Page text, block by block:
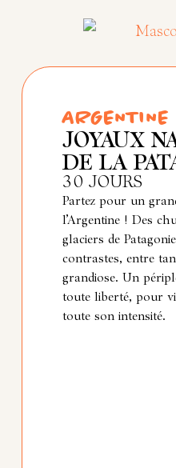
ARGENTINE
JOYAUX
DE LA
30 JOURS
Partez pour un
l’Argentine ! Des
glaciers de
contrastes, entre
grandiose. Un
toute liberté, pour
toute son intensité.